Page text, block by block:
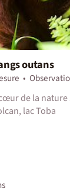
outans
de la nature
lac Toba